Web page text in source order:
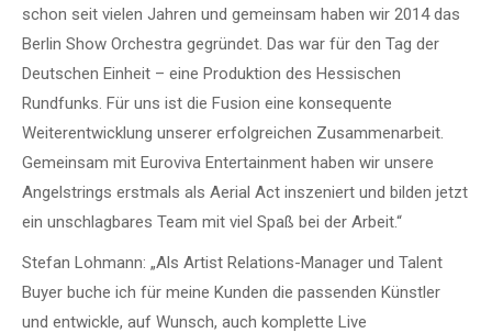
schon seit vielen Jahren und gemeinsam haben wir 2014 das
Berlin Show Orchestra gegründet. Das war für den Tag der
Deutschen Einheit – eine Produktion des Hessischen
Rundfunks. Für uns ist die Fusion eine konsequente
Weiterentwicklung unserer erfolgreichen Zusammenarbeit.
Gemeinsam mit Euroviva Entertainment haben wir unsere
Angelstrings erstmals als Aerial Act inszeniert und bilden jetzt
ein unschlagbares Team mit viel Spaß bei der Arbeit.“
Stefan Lohmann: „Als Artist Relations-Manager und Talent
Buyer buche ich für meine Kunden die passenden Künstler
und entwickle, auf Wunsch, auch komplette Live